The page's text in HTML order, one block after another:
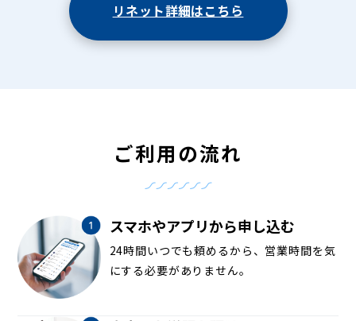
リネット詳細はこちら
ご利用の流れ
スマホやアプリから申し込む
24時間いつでも頼めるから、営業時間を気
にする必要がありません。